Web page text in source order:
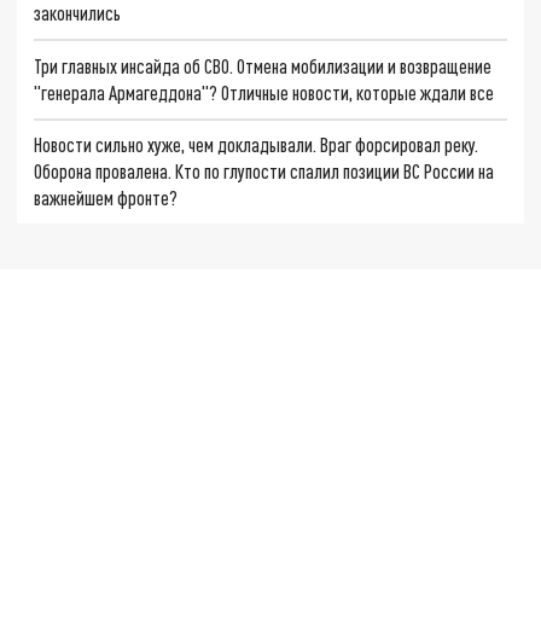
закончились
Три главных инсайда об СВО. Отмена мобилизации и возвращение
"генерала Армагеддона"? Отличные новости, которые ждали все
Новости сильно хуже, чем докладывали. Враг форсировал реку.
Оборона провалена. Кто по глупости спалил позиции ВС России на
важнейшем фронте?